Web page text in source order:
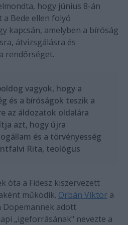
hogy június 8-án
Bede ellen folyó
kapcsán, amelyben a bíróság
átvizsgálásra és
rendőrséget.
vagyok, hogy a
és a bíróságok teszik a
az áldozatok oldalára
azt, hogy újra
és a törvényesség
Rita, teológus
óta a Fidesz kiszervezett
működik. Orbán Viktora
Dopemannek adott
„igeforrásának" nevezte a